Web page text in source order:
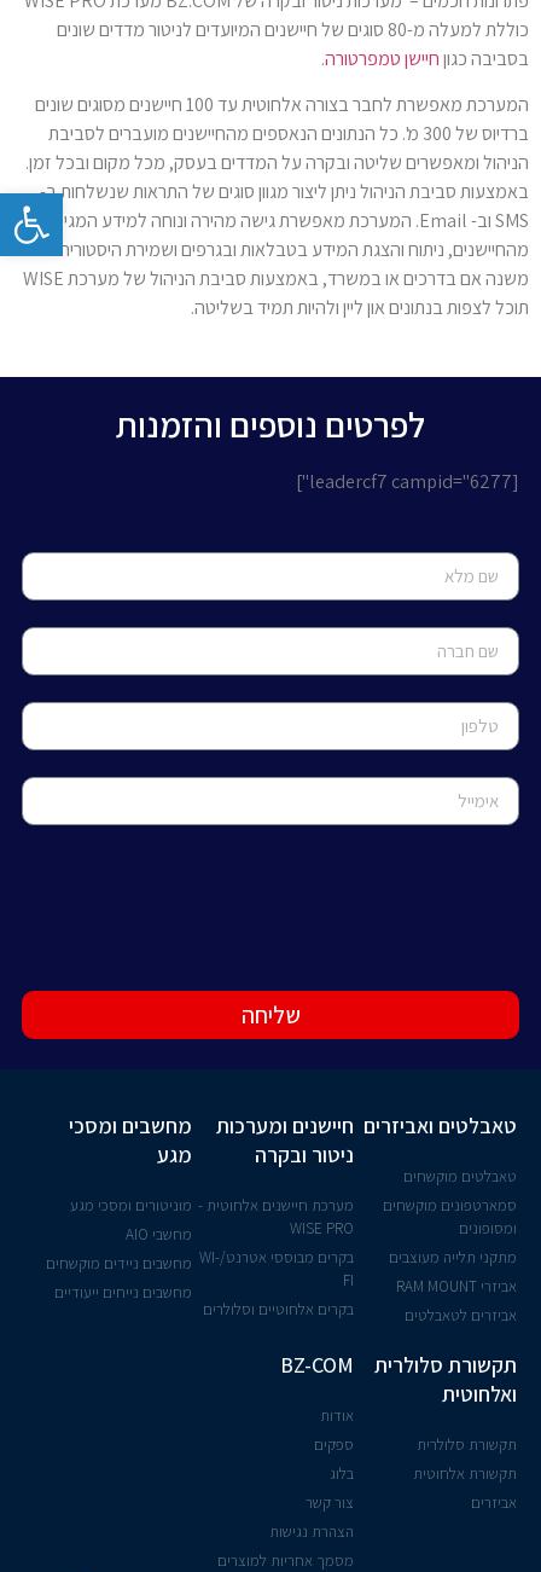
כוללת למעלה מ-80 סוגים של חיישנים המיועדים לניטור מדדים שונים
בסביבה כגוןחיישן טמפרטורה.
המערכת מאפשרת לחבר בצורה אלחוטית עד 100 חיישנים מסוגים שונים
ברדיוס של 300 מ'. כל הנתונים הנאספים מהחיישנים מועברים לסביבת
הניהול ומאפשרים שליטה ובקרה על המדדים בעסק, מכל מקום ובכל זמן.
באמצעות סביבת הניהול ניתן ליצור מגוון סוגים של התראות שנשלחות ב-
SMS וב- Email. המערכת מאפשרת גישה מהירה ונוחה למידע המגיע
מהחיישנים, ניתוח והצגת המידע בטבלאות ובגרפים ושמירת היסטוריה. לא
משנה אם בדרכים או במשרד, באמצעות סביבת הניהול של מערכת WISE
תוכל לצפות בנתונים און ליין ולהיות תמיד בשליטה.
לפרטים נוספים והזמנות
[leadercf7 campid="6277"]
שליחה
טאבלטים ואביזרים
טאבלטים מוקשחים
סמארטפונים מוקשחים
ומסופונים
מתקני תלייה מעוצבים
אביזרי RAM MOUNT
אביזרים לטאבלטים
חיישנים ומערכות
ניטור ובקרה
מערכת חיישנים אלחוטית -
WISE PRO
בקרים מבוססי אטרנט/WI-
FI
בקרים אלחוטיים וסלולרים
מחשבים ומסכי
מגע
מוניטורים ומסכי מגע
מחשבי AIO
מחשבים ניידים מוקשחים
מחשבים נייחים ייעודיים
תקשורת סלולרית
ואלחוטית
תקשורת סלולרית
תקשורת אלחוטית
אביזרים
BZ-COM
אודות
ספקים
בלוג
צור קשר
הצהרת נגישות
מסמך אחריות למוצרים